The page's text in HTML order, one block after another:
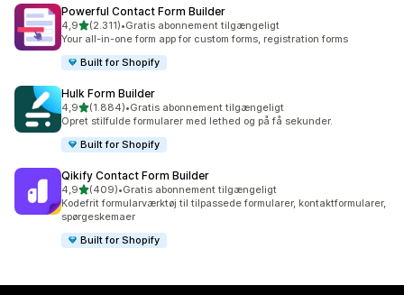
Powerful Contact Form Builder
4,9ud af 5 stjerner
(2.311)
2311 anmeldelser i alt
•Gratis abonnement tilgængeligt
Your all-in-one form app for custom forms, registration forms
Built for Shopify
Hulk Form Builder
4,9ud af 5 stjerner
(1.884)
1884 anmeldelser i alt
•Gratis abonnement tilgængeligt
Opret stilfulde formularer med lethed og på få sekunder.
Built for Shopify
Qikify Contact Form Builder
4,9ud af 5 stjerner
(409)
409 anmeldelser i alt
•Gratis abonnement tilgængeligt
Kodefrit formularværktøj til tilpassede formularer, kontaktformularer,
spørgeskemaer
Built for Shopify